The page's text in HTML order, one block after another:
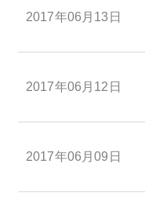
2017年06月13日
2017年06月12日
2017年06月09日